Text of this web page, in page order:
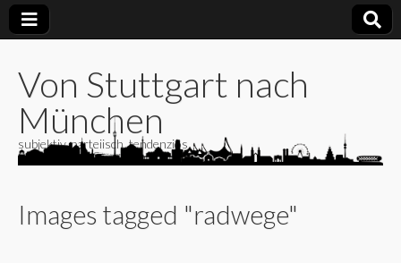
Von Stuttgart nach
München
subjektiv, parteiisch, tendenziös
Images tagged "radwege"